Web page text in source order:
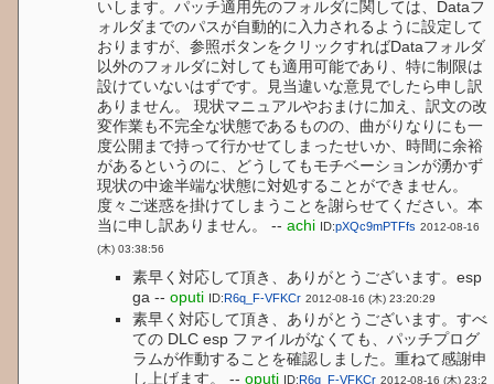
いします。パッチ適用先のフォルダに関しては、Dataフ
ォルダまでのパスが自動的に入力されるように設定して
おりますが、参照ボタンをクリックすればDataフォルダ
以外のフォルダに対しても適用可能であり、特に制限は
設けていないはずです。見当違いな意見でしたら申し訳
ありません。 現状マニュアルやおまけに加え、訳文の改
変作業も不完全な状態であるものの、曲がりなりにも一
度公開まで持って行かせてしまったせいか、時間に余裕
があるというのに、どうしてもモチベーションが湧かず
現状の中途半端な状態に対処することができません。
度々ご迷惑を掛けてしまうことを謝らせてください。本
当に申し訳ありません。 --achi ID:pXQc9mPTFfs 2012-08-16
(木) 03:38:56
素早く対応して頂き、ありがとうございます。esp
ga --oputi ID:R6q_F-VFKCr 2012-08-16 (木) 23:20:29
素早く対応して頂き、ありがとうございます。すべ
ての DLC esp ファイルがなくても、パッチプログ
ラムが作動することを確認しました。重ねて感謝申
し上げます。 --oputi ID:R6q_F-VFKCr 2012-08-16 (木) 23:2